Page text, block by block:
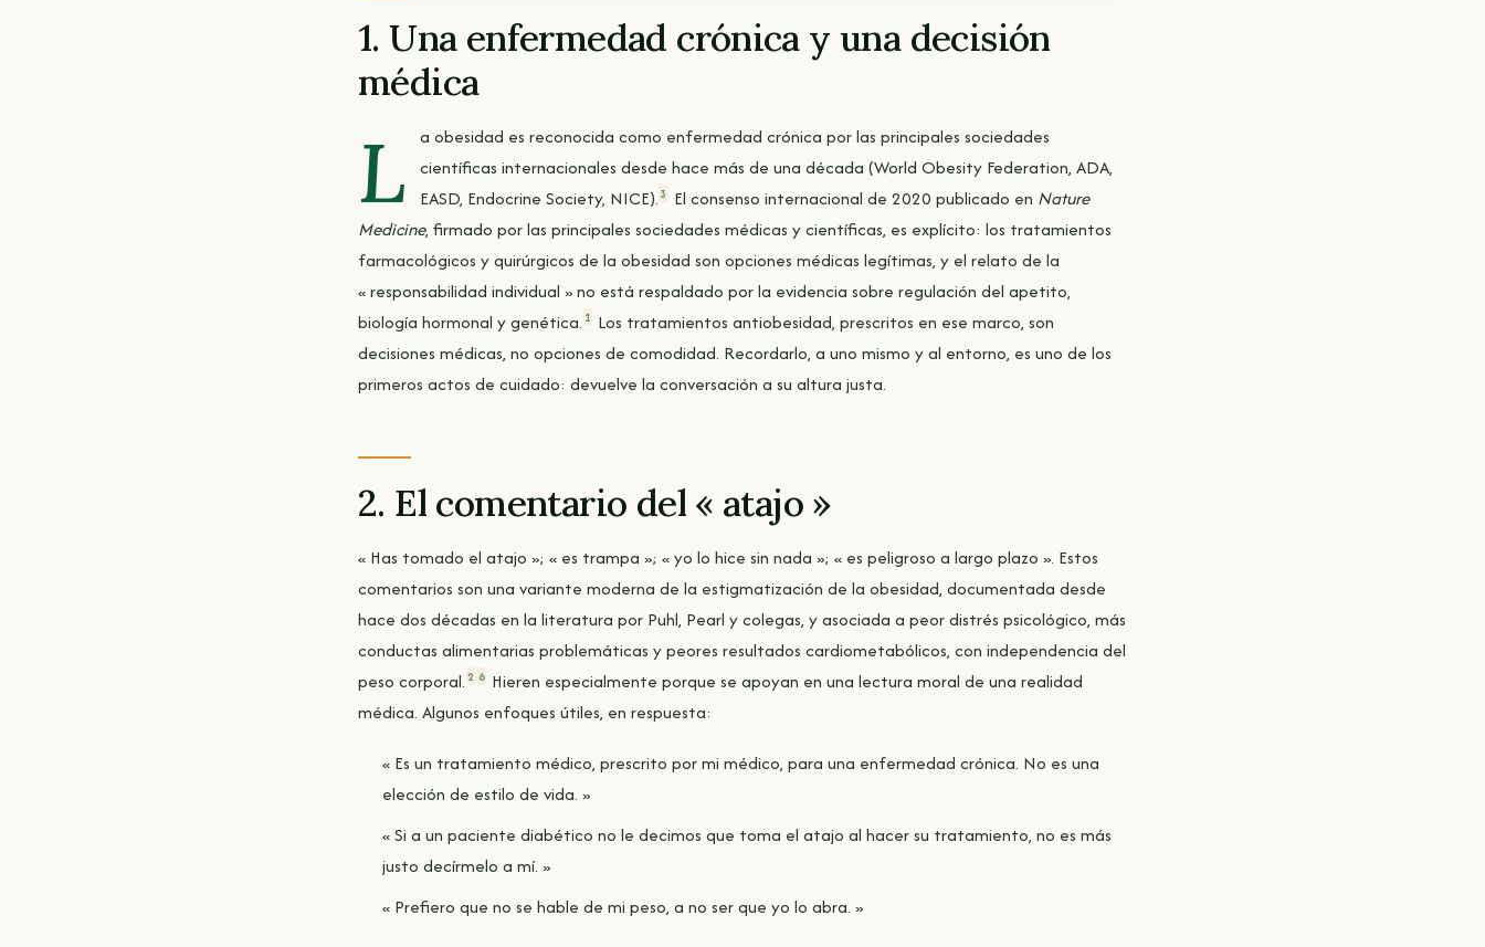
1. Una enfermedad crónica y una decisión
médica
L
a obesidad es reconocida como enfermedad crónica por las principales sociedades
científicas internacionales desde hace más de una década (World Obesity Federation, ADA,
EASD, Endocrine Society, NICE). 3 El consenso internacional de 2020 publicado en Nature
Medicine, firmado por las principales sociedades médicas y científicas, es explícito: los tratamientos
farmacológicos y quirúrgicos de la obesidad son opciones médicas legítimas, y el relato de la
« responsabilidad individual » no está respaldado por la evidencia sobre regulación del apetito,
biología hormonal y genética. 1 Los tratamientos antiobesidad, prescritos en ese marco, son
decisiones médicas, no opciones de comodidad. Recordarlo, a uno mismo y al entorno, es uno de los
primeros actos de cuidado: devuelve la conversación a su altura justa.
2. El comentario del « atajo »
« Has tomado el atajo »; « es trampa »; « yo lo hice sin nada »; « es peligroso a largo plazo ». Estos
comentarios son una variante moderna de la estigmatización de la obesidad, documentada desde
hace dos décadas en la literatura por Puhl, Pearl y colegas, y asociada a peor distrés psicológico, más
conductas alimentarias problemáticas y peores resultados cardiometabólicos, con independencia del
peso corporal. 2 6 Hieren especialmente porque se apoyan en una lectura moral de una realidad
médica. Algunos enfoques útiles, en respuesta:
« Es un tratamiento médico, prescrito por mi médico, para una enfermedad crónica. No es una
elección de estilo de vida. »
« Si a un paciente diabético no le decimos que toma el atajo al hacer su tratamiento, no es más
justo decírmelo a mí. »
« Prefiero que no se hable de mi peso, a no ser que yo lo abra. »